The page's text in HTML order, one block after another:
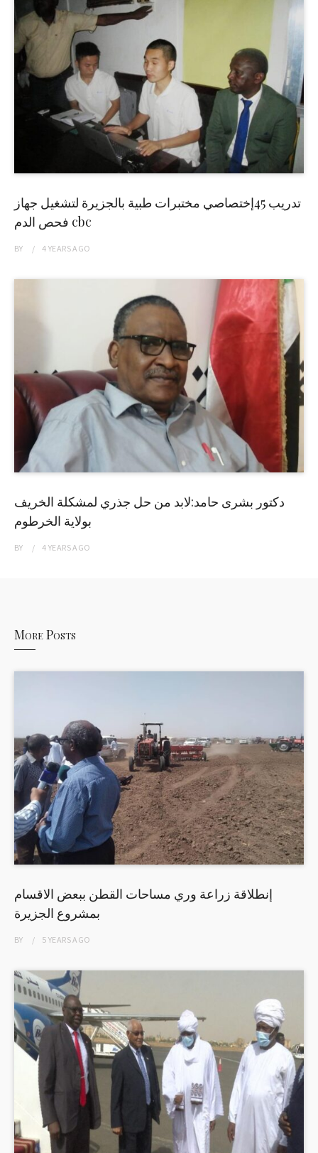
تدريب 45إختصاصي مختبرات طبية بالجزيرة لتشغيل جهاز
فحص الدم cbc
BY 4 YEARSAGO
دكتور بشرى حامد:لابد من حل جذري لمشكلة الخريف
بولاية الخرطوم
BY 4 YEARSAGO
More Posts
إنطلاقة زراعة وري مساحات القطن ببعض الاقسام
بمشروع الجزيرة
BY 5 YEARSAGO